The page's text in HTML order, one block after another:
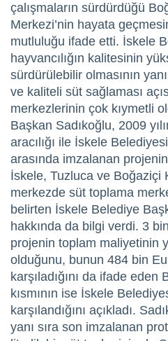
çalışmaların sürdürdüğü
Merkezi’nin hayata
mutluluğu ifade etti. İskele
hayvancılığın kalitesinin
sürdürülebilir olmasının
ve kaliteli süt sağlaması
merkezlerinin çok kıymetli
Başkan Sadıkoğlu, 2009
aracılığı ile İskele
arasında imzalanan
İskele, Tuzluca ve Boğaziçi
merkezde süt toplama
belirten İskele Belediye
hakkında da bilgi verdi. 3
projenin toplam maliyetinin
olduğunu, bunun 484 bin
karşıladığını da ifade
kısmının ise İskele
karşılandığını açıkladı.
yanı sıra son imzalanan